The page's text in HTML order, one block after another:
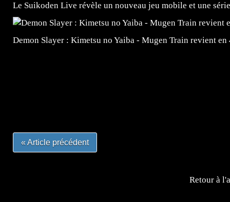
Le Suikoden Live révèle un nouveau jeu mobile et une
Demon Slayer : Kimetsu no Yaiba - Mugen Train revient en
« Article précédent
Retour à